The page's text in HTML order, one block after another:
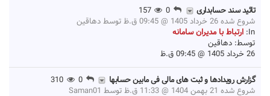
تائید سند حسابداری
157
شروع شده 26 خرداد 1405 @ 09:45 ق.ظ توسط
دهاقین
In: ارتباط با مدیران سامانه
توسط: دهاقین
26 خرداد 1405 @ 09:45 ق.ظ
گزارش رویدادها و ثبت های مالی فی مابین حسابها
0
شروع شده 21 بهمن 1404 @ 11:33 ق.ظ توسط
Saman01